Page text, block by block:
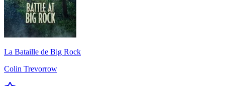
La Bataille de Big Rock
Colin Trevorrow